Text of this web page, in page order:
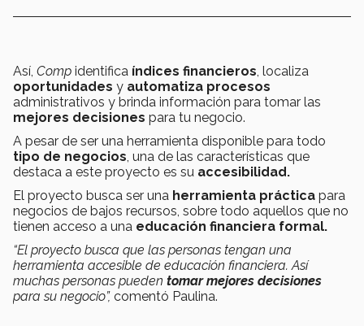
Así, Comp identifica índices financieros, localiza
oportunidades y automatiza procesos
administrativos y brinda información para tomar las
mejores decisiones para tu negocio.
A pesar de ser una herramienta disponible para todo
tipo de negocios, una de las características que
destaca a este proyecto es su accesibilidad.
El proyecto busca ser una herramienta práctica para
negocios de bajos recursos, sobre todo aquellos que no
tienen acceso a una educación financiera formal.
“El proyecto busca que las personas tengan una
herramienta accesible de educación financiera. Así
muchas personas pueden tomar mejores decisiones
para su negocio”, comentó Paulina.